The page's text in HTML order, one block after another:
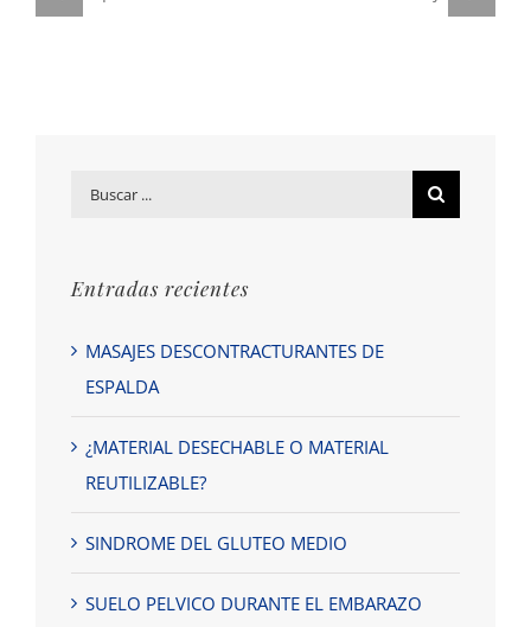
Buscar
Entradas recientes
MASAJES DESCONTRACTURANTES DE
ESPALDA
¿MATERIAL DESECHABLE O MATERIAL
REUTILIZABLE?
SINDROME DEL GLUTEO MEDIO
SUELO PELVICO DURANTE EL EMBARAZO